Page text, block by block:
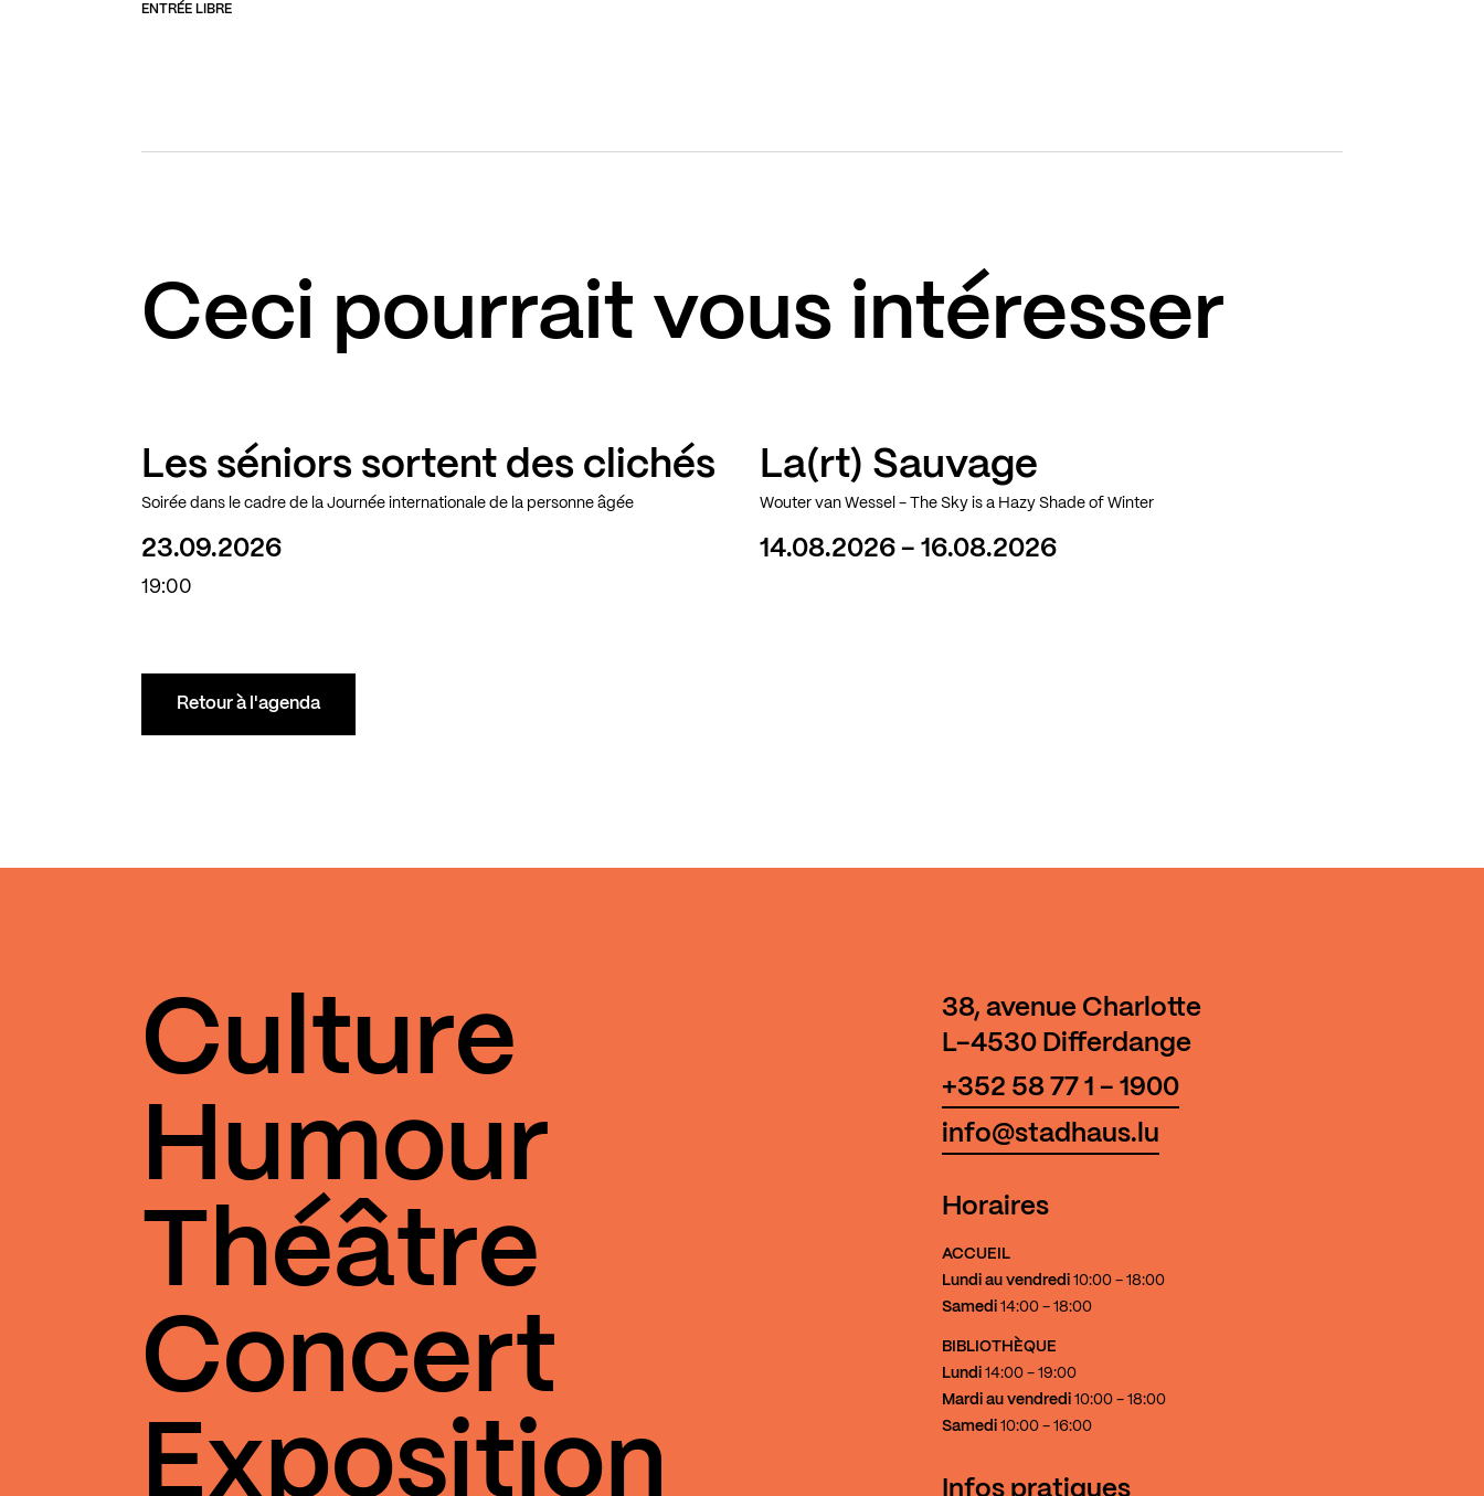
ENTRÉE LIBRE
Ceci pourrait vous intéresser
Les séniors sortent des clichés
Soirée dans le cadre de la Journée internationale de la personne âgée
23.09.2026
19:00
La(rt) Sauvage
Wouter van Wessel - The Sky is a Hazy Shade of Winter
14.08.2026 - 16.08.2026
Retour à l'agenda
38, avenue Charlotte
L-4530 Differdange
+352 58 77 1 - 1900
info@stadhaus.lu
Horaires
ACCUEIL
Lundi au vendredi 10:00 - 18:00
Samedi 14:00 - 18:00
BIBLIOTHÈQUE
Lundi 14:00 - 19:00
Mardi au vendredi 10:00 - 18:00
Samedi 10:00 - 16:00
Infos pratiques
Culture
Humour
Théâtre
Concert
Exposition